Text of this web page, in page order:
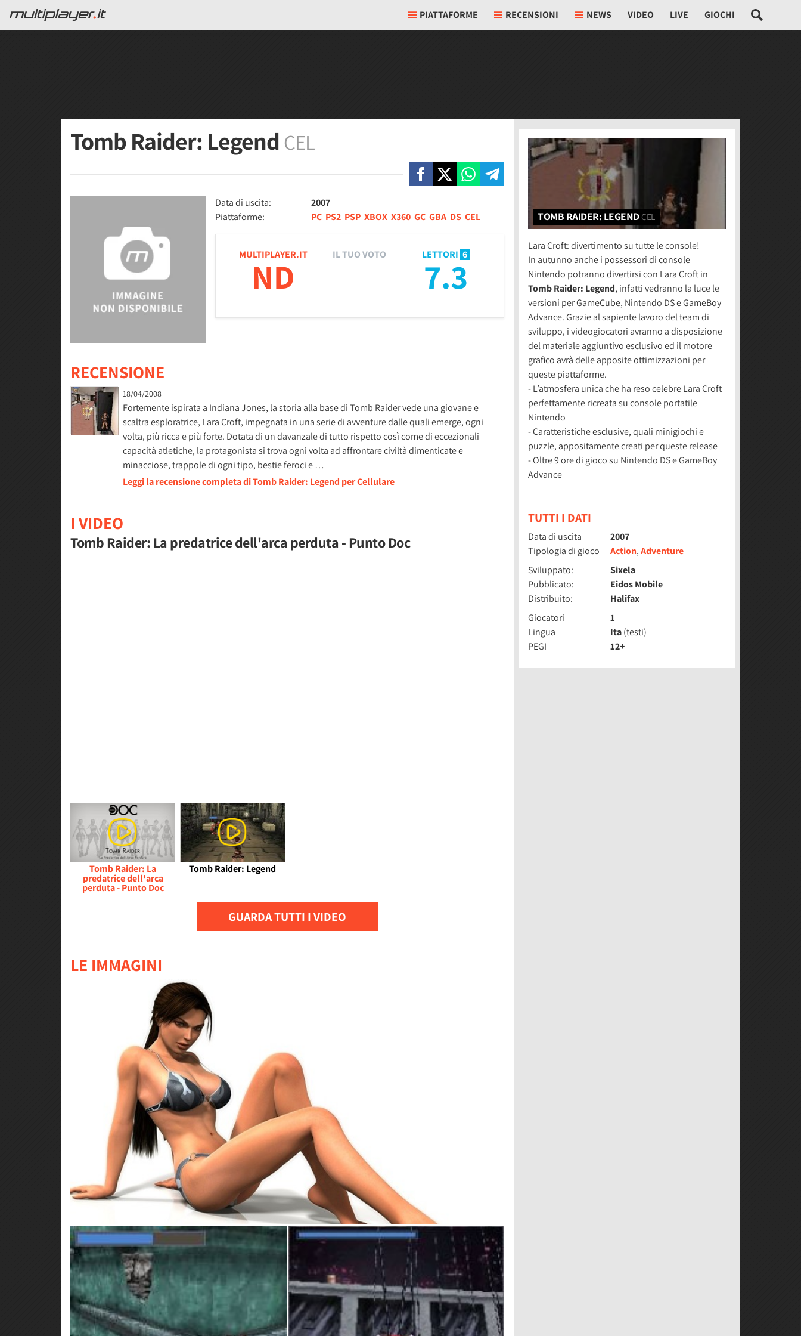
PIATTAFORME RECENSIONI NEWS VIDEO LIVE GIOCHI
Tomb Raider: Legend CEL
Data di uscita:
2007
Piattaforme:
PC PS2 PSP XBOX X360 GC GBA DS CEL
MULTIPLAYER.IT
ND
LETTORI 6
7.3
IL TUO VOTO
RECENSIONE
18/04/2008
Fortemente ispirata a Indiana Jones, la storia alla base di Tomb Raider vede una giovane e
scaltra esploratrice, Lara Croft, impegnata in una serie di avventure dalle quali emerge, ogni
volta, più ricca e più forte. Dotata di un davanzale di tutto rispetto così come di eccezionali
capacità atletiche, la protagonista si trova ogni volta ad affrontare civiltà dimenticate e
minacciose, trappole di ogni tipo, bestie feroci e …
Leggi la recensione completa di Tomb Raider: Legend per Cellulare
I VIDEO
Tomb Raider: La predatrice dell'arca perduta - Punto Doc
Tomb Raider: La
predatrice dell'arca
perduta - Punto Doc
Tomb Raider: Legend
GUARDA TUTTI I VIDEO
LE IMMAGINI
TOMB RAIDER: LEGEND CEL
Lara Croft: divertimento su tutte le console!
In autunno anche i possessori di console
Nintendo potranno divertirsi con Lara Croft in
Tomb Raider: Legend, infatti vedranno la luce le
versioni per GameCube, Nintendo DS e GameBoy
Advance. Grazie al sapiente lavoro del team di
sviluppo, i videogiocatori avranno a disposizione
del materiale aggiuntivo esclusivo ed il motore
grafico avrà delle apposite ottimizzazioni per
queste piattaforme.
- L’atmosfera unica che ha reso celebre Lara Croft
perfettamente ricreata su console portatile
Nintendo
- Caratteristiche esclusive, quali minigiochi e
puzzle, appositamente creati per queste release
- Oltre 9 ore di gioco su Nintendo DS e GameBoy
Advance
TUTTI I DATI
Data di uscita
2007
Tipologia di gioco
Action,Adventure
Sviluppato:
Sixela
Pubblicato:
Eidos Mobile
Distribuito:
Halifax
Giocatori
1
Lingua
Ita(testi)
PEGI
12+